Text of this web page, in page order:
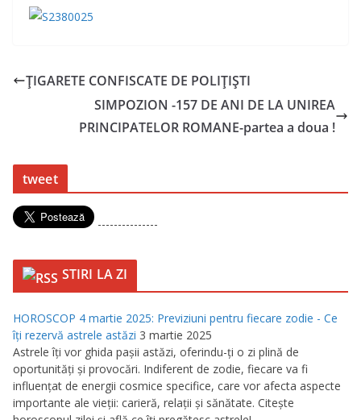
ŢIGARETE CONFISCATE DE POLIŢIŞTI
SIMPOZION -157 DE ANI DE LA UNIREA
PRINCIPATELOR ROMANE-partea a doua !
tweet
---------------
STIRI LA ZI
HOROSCOP 4 martie 2025: Previziuni pentru fiecare zodie - Ce
îţi rezervă astrele astăzi 3 martie 2025
Astrele îţi vor ghida paşii astăzi, oferindu-ţi o zi plină de
oportunităţi şi provocări. Indiferent de zodie, fiecare va fi
influenţat de energii cosmice specifice, care vor afecta aspecte
importante ale vieţii: carieră, relaţii şi sănătate. Citeşte